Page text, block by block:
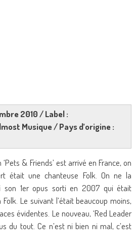
2010 / Label :
Musique / Pays d’origine :
‘Pets & Friends’ est arrivé en France, on
était une chanteuse Folk. On ne la
son 1er opus sorti en 2007 qui était
Le suivant l’était beaucoup moins,
évidentes. Le nouveau, ‘Red Leader
du tout. Ce n’est ni bien ni mal, c’est